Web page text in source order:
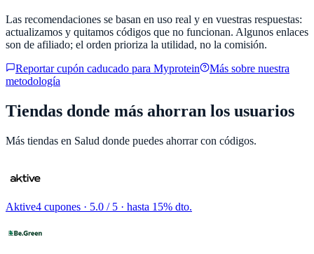
Las recomendaciones se basan en uso real y en vuestras respuestas:
actualizamos y quitamos códigos que no funcionan. Algunos enlaces
son de afiliado; el orden prioriza la utilidad, no la comisión.
Reportar cupón caducado para Myprotein
Más sobre nuestra
metodología
Tiendas donde más ahorran los usuarios
Más tiendas en Salud donde puedes ahorrar con códigos.
Aktive4 cupones · 5.0 / 5 · hasta 15% dto.